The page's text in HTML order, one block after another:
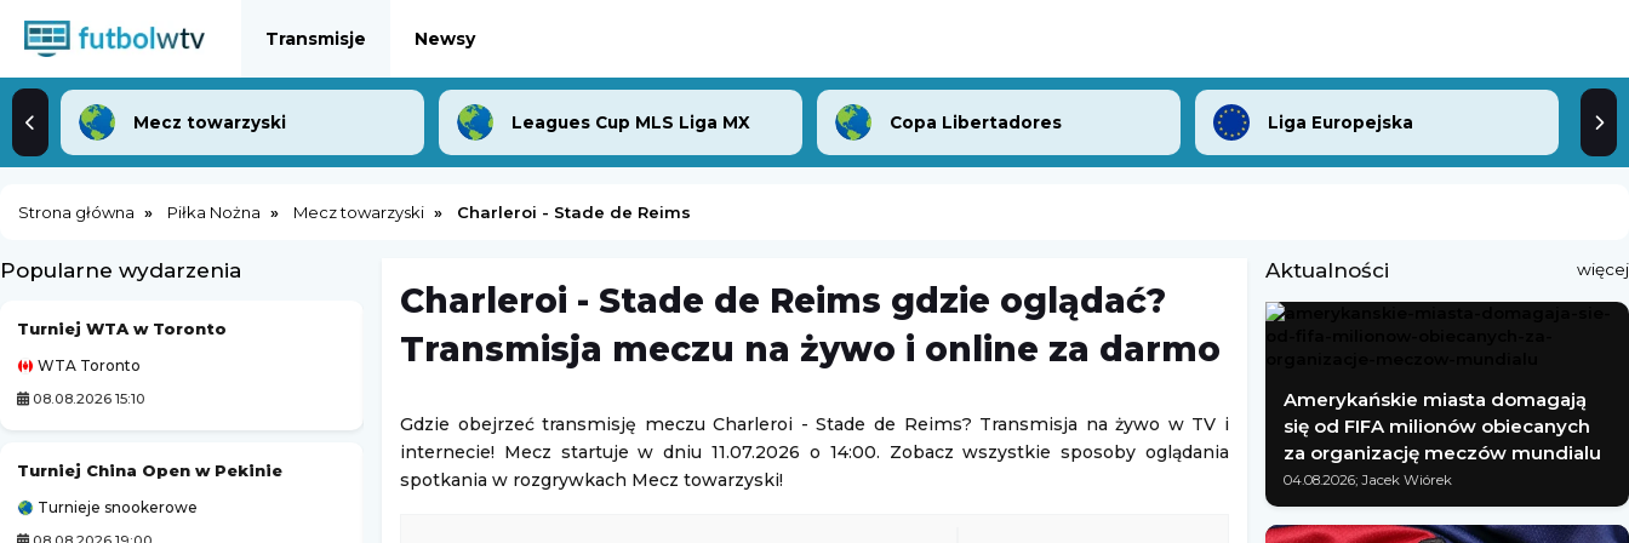
Transmisje Newsy
Mecz towarzyski Leagues Cup MLS Liga MX Copa Libertadores Liga Europejska
Strona główna Piłka Nożna Mecz towarzyski Charleroi - Stade de Reims
Popularne wydarzenia
Turniej WTA w Toronto
WTA Toronto
08.08.2026 15:10
Turniej China Open w Pekinie
Turnieje snookerowe
MotoGP
Elana Toruń Gedania Gdańsk
3. Liga Polska
Podhale Nowy Targ
Charleroi - Stade de Reims gdzie oglądać?
Transmisja meczu na żywo i online za darmo
Gdzie obejrzeć transmisję meczu Charleroi - Stade de Reims? Transmisja na żywo w TV i
internecie! Mecz startuje w dniu 11.07.2026 o 14:00. Zobacz wszystkie sposoby oglądania
spotkania w rozgrywkach Mecz towarzyski!
Aktualności więcej
Amerykańskie miasta domagają
się od FIFA milionów obiecanych
za organizację meczów mundialu
04.08.2026; Jacek Wiórek